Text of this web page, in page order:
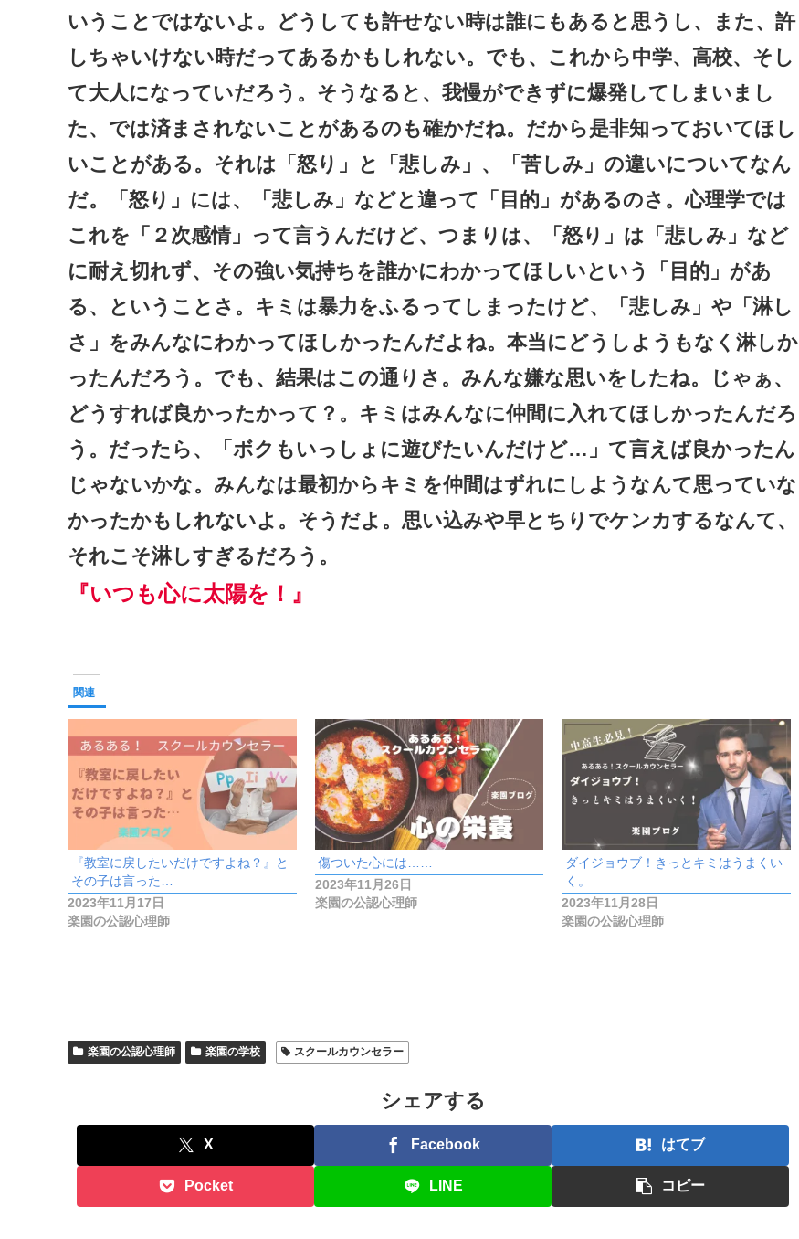
いうことではないよ。どうしても許せない時は誰にもあると思うし、また、許
しちゃいけない時だってあるかもしれない。でも、これから中学、高校、そし
て大人になっていだろう。そうなると、我慢ができずに爆発してしまいまし
た、では済まされないことがあるのも確かだね。だから是非知っておいてほし
いことがある。それは「怒り」と「悲しみ」、「苦しみ」の違いについてなん
だ。「怒り」には、「悲しみ」などと違って「目的」があるのさ。心理学では
これを「２次感情」って言うんだけど、つまりは、「怒り」は「悲しみ」など
に耐え切れず、その強い気持ちを誰かにわかってほしいという「目的」があ
る、ということさ。キミは暴力をふるってしまったけど、「悲しみ」や「淋し
さ」をみんなにわかってほしかったんだよね。本当にどうしようもなく淋しか
ったんだろう。でも、結果はこの通りさ。みんな嫌な思いをしたね。じゃぁ、
どうすれば良かったかって？。キミはみんなに仲間に入れてほしかったんだろ
う。だったら、「ボクもいっしょに遊びたいんだけど…」て言えば良かったん
じゃないかな。みんなは最初からキミを仲間はずれにしようなんて思っていな
かったかもしれないよ。そうだよ。思い込みや早とちりでケンカするなんて、
それこそ淋しすぎるだろう。
『いつも心に太陽を！』
関連
『教室に戻したいだけですよね？』と
その子は言った…
2023年11月17日
楽園の公認心理師
傷ついた心には……
2023年11月26日
楽園の公認心理師
ダイジョウブ！きっとキミはうまくい
く。
2023年11月28日
楽園の公認心理師
楽園の公認心理師 楽園の学校 スクールカウンセラー
シェアする
X Facebook はてブ
Pocket LINE コピー